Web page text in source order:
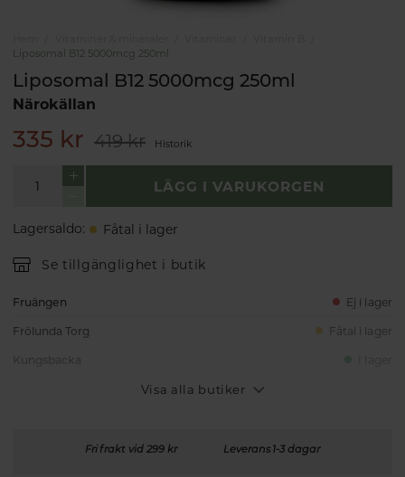
Liposomal B12 5000mcg 250ml
Liposomal B12 5000mcg 250ml
Närokällan
335 kr 419 kr Historik
LÄGG I VARUKORGEN
Lagersaldo: Fåtal i lager
Se tillgänglighet i butik
Fruängen Ej i lager
Frölunda Torg Fåtal i lager
Visa alla butiker
Fri frakt vid 299 kr Leverans 1-3 dagar